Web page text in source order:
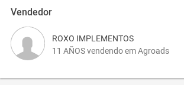
Vendedor
ROXO IMPLEMENTOS
11 AÑOS vendendo em Agroads